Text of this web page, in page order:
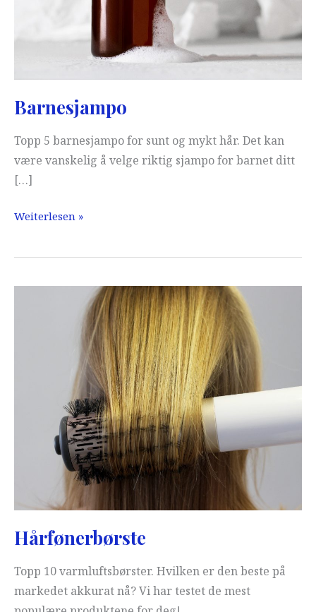
Barnesjampo
Topp 5 barnesjampo for sunt og mykt hår. Det kan
være vanskelig å velge riktig sjampo for barnet ditt
[…]
Barnesjampo
Weiterlesen »
Hårfønerbørste
Topp 10 varmluftsbørster. Hvilken er den beste på
markedet akkurat nå? Vi har testet de mest